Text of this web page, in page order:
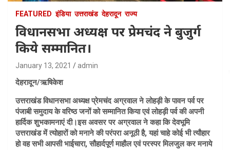
FEATURED इंडिया उत्तराखंड देहरादून राज्य
विधानसभा अध्यक्ष पर प्रेमचंद ने बुजुर्ग
किये सम्मानित।
January 13, 2021 admin
देहरादून/ऋषिकेश
उत्तराखंड विधानसभा अध्यक्ष प्रेमचंद अग्रवाल ने लोहड़ी के पावन पर्व पर
पंजाबी समुदाय के वरिष्ठ जनों को सम्मानित किया एवं लोहड़ी पर्व की अपनी
हार्दिक शुभकामनाएं दी।इस अवसर पर अग्रवाल ने कहा कि देवभूमि
उत्तराखंड में त्योहारों को मनाने की परंपरा अनूठी है, यहां चाहे कोई भी त्यौहार
हो वह सभी आपसी भाईचारा, सौहार्दपूर्ण माहौल एवं परस्पर मिलजुल कर मनाये